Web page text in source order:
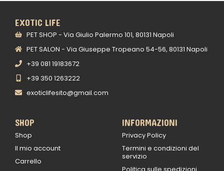
EXOTIC LIFE
PET SHOP - Via Giulio Palermo 101, 80131 Napoli
PET SALON - Via Giuseppe Tropeano 54-56, 80131 Napoli
+39 081 19183672
+39 350 1263222
exoticlifesito@gmail.com
SHOP
Shop
Il mio account
Carrello
INFORMAZIONI
Privacy Policy
Termini e condizioni del
servizio